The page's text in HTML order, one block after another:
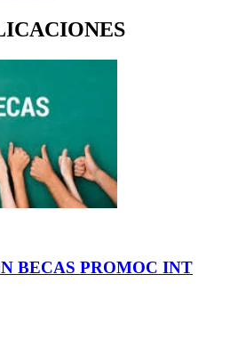
BECAS PROMOC INT